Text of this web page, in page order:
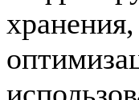
хранения,